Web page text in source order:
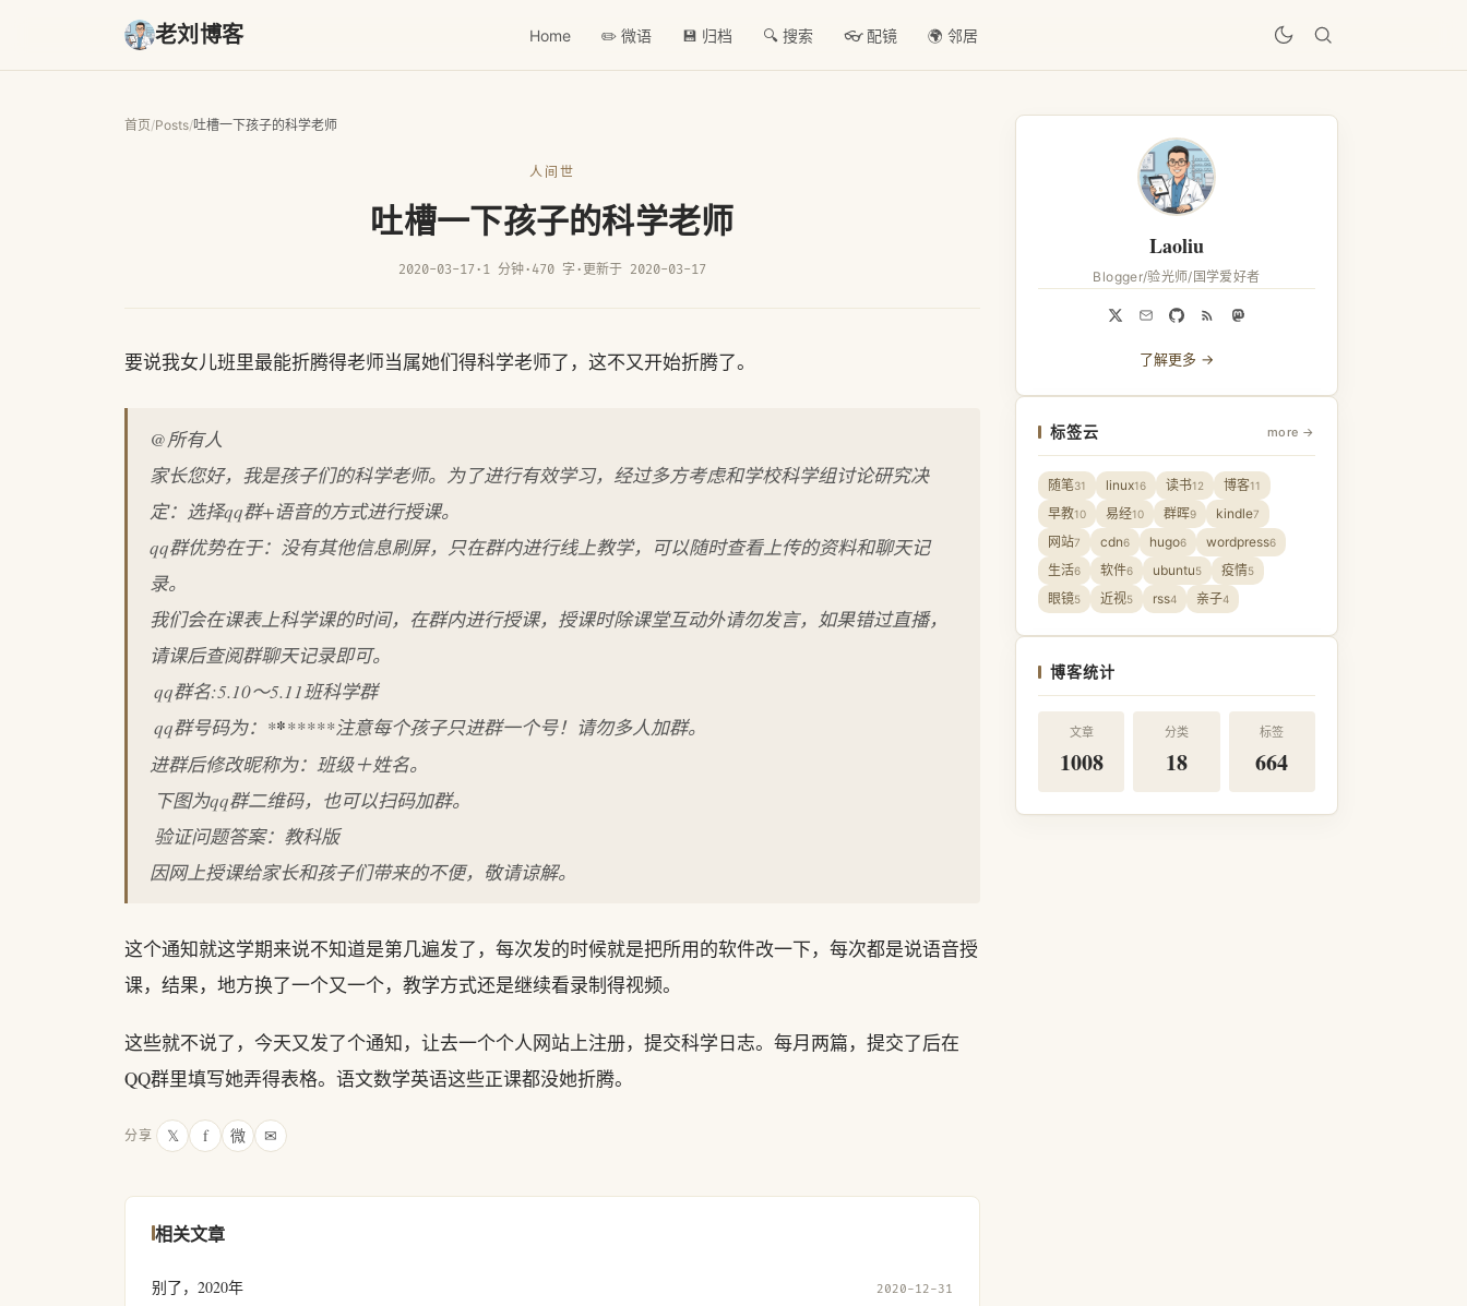
老刘博客 Home ✏️ 微语 💾 归档 🔍 搜索 👓 配镜 🌍 邻居
首页/Posts/吐槽一下孩子的科学老师
人间世
吐槽一下孩子的科学老师
2020-03-17· 1 分钟· 470 字 · 更新于 2020-03-17
要说我女儿班里最能折腾得老师当属她们得科学老师了，这不又开始折腾了。
@所有人
家长您好，我是孩子们的科学老师。为了进行有效学习，经过多方考虑和学校科学组讨论研究决
定：选择qq群+语音的方式进行授课。
qq群优势在于：没有其他信息刷屏，只在群内进行线上教学，可以随时查看上传的资料和聊天记
录。
我们会在课表上科学课的时间，在群内进行授课，授课时除课堂互动外请勿发言，如果错过直播，
请课后查阅群聊天记录即可。
️ qq群名:5.10～5.11班科学群
️ qq群号码为：*******注意每个孩子只进群一个号！请勿多人加群。
进群后修改昵称为：班级＋姓名。
️ 下图为qq群二维码，也可以扫码加群。
️ 验证问题答案：教科版
因网上授课给家长和孩子们带来的不便，敬请谅解。
这个通知就这学期来说不知道是第几遍发了，每次发的时候就是把所用的软件改一下，每次都是说语音授
课，结果，地方换了一个又一个，教学方式还是继续看录制得视频。
这些就不说了，今天又发了个通知，让去一个个人网站上注册，提交科学日志。每月两篇，提交了后在
QQ群里填写她弄得表格。语文数学英语这些正课都没她折腾。
分享 𝕏 f 微 ✉
相关文章
别了，2020年 2020-12-31
Laoliu
Blogger/验光师/国学爱好者
了解更多 →
标签云 more →
随笔31 linux16 读书12 博客11
早教10 易经10 群晖9 kindle7
网站7 cdn6 hugo6 wordpress6
生活6 软件6 ubuntu5 疫情5
眼镜5 近视5 rss4 亲子4
博客统计
文章
1008
分类
18
标签
664